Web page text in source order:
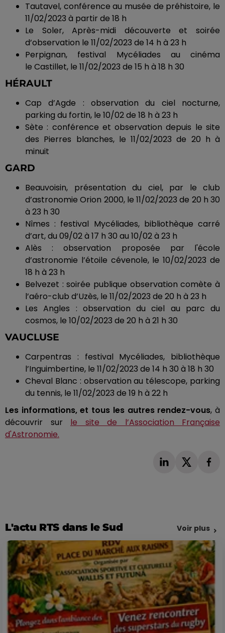
Tautavel, conférence au musée de préhistoire, le
11/02/2023 à partir de 18 h
Le Soler, Après-midi découverte et soirée
d’observation le 11/02/2023 de 14 h à 23 h
Perpignan, festival Mycéliades au cinéma
le Castillet, le 11/02/2023 de 15 h à 18 h 30
HÉRAULT
Cap d’Agde : observation du ciel nocturne,
parking du fortin, le 10/02 de 18 h à 23 h
Sète : conférence et observation depuis le site
des Pierres blanches, le 11/02/2023 de 20 h à
minuit
GARD
Beauvoisin, présentation du ciel, par le club
d’astronomie Orion 2000, le 11/02/2023 de 20 h 30
à 23 h 30
Nîmes : festival Mycéliades, bibliothèquecarré
d’art, du 09/02 à 17 h 30 au 10/02 à 23 h
Alès : observation proposée par l'école
d’astronomie l’étoile cévenole, le 10/02/2023 de
18 h à 23 h
Belvezet : soirée publique observation comète à
l’aéro-club d’Uzès, le 11/02/2023 de 20 h à 23 h
Les Angles : observation du ciel au parc du
cosmos, le 10/02/2023 de 20 h à 21 h 30
VAUCLUSE
Carpentras : festival Mycéliades, bibliothèque
l’Inguimbertine, le 11/02/2023 de 14 h 30 à 18 h 30
Cheval Blanc : observation au télescope, parking
du tennis, le 11/02/2023 de 19 h à 22 h
Les informations, et tous les autres rendez-vous, à
découvrir sur le site de l’Association Française
d'Astronomie.
L'actu RTS dans le Sud Voir plus